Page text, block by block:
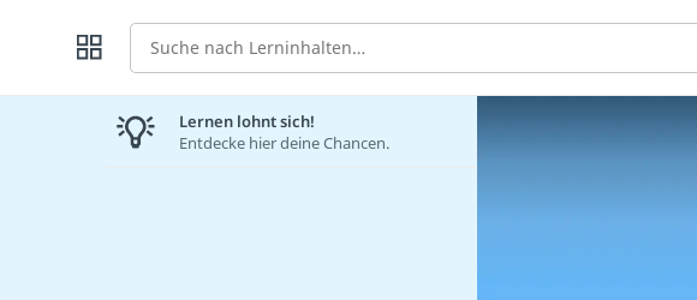
Suche
Lernen lohnt sich!
Entdecke hier deine Chancen.